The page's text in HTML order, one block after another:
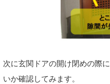
次に玄関ドアの開け閉めの際
いか確認してみます。